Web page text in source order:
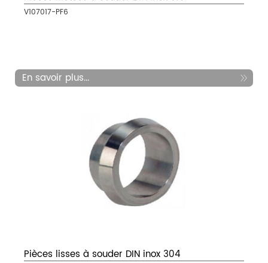
V107017-PF6
En savoir plus...
Pièces lisses à souder DIN inox 304